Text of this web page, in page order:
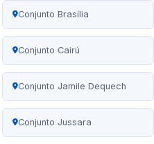
Conjunto Brasília
Conjunto Cairú
Conjunto Jamile Dequech
Conjunto Jussara